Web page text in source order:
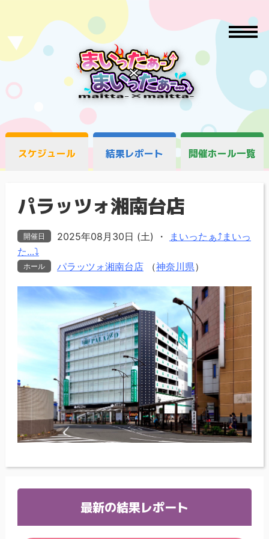
スケジュール 結果レポート 開催ホール一覧
パラッツォ湘南台店
開催日 2025年08月30日 (土) ・
まいったぁ⤴まいっ
た...⤵
ホール パラッツォ湘南台店（神奈川県）
最新の結果レポート